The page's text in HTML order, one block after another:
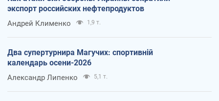
экспорт российских нефтепродуктов
Андрей Клименко 1,9 т.
Два супертурнира Магучих: спортивній
календарь осени-2026
Александр Липенко 5,1 т.